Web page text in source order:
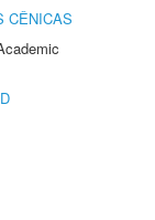
CÊNICAS